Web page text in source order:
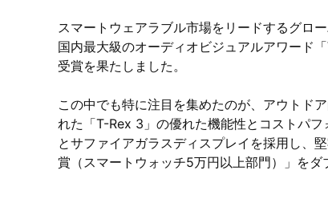
スマートウェアラブル市場をリードするグロ
国内最大級のオーディオビジュアルアワード
受賞を果たしました。
この中でも特に注目を集めたのが、アウトド
れた「T-Rex 3」の優れた機能性とコストパ
とサファイアガラスディスプレイを採用し、
賞（スマートウォッチ5万円以上部門）」をダ